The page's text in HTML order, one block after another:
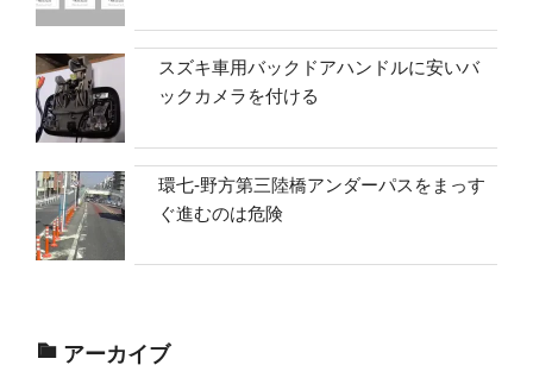
スズキ車用バックドアハンドルに安いバ
ックカメラを付ける
環七-野方第三陸橋アンダーパスをまっす
ぐ進むのは危険
アーカイブ